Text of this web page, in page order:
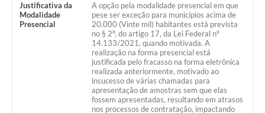
Tributos
Justificativa da
Modalidade
Presencial
A opção pela modalidade presencial em que
pese ser exceção para municípios acima de
20.000 (Vinte mil) habitantes está prevista
no § 2º, do artigo 17, da Lei Federal nº
14.133/2021, quando motivada. A
realização na forma presencial está
justificada pelo fracasso na forma eletrônica
realizada anteriormente, motivado ao
insucesso de várias chamadas para
apresentação de amostras sem que elas
fossem apresentadas, resultando em atrasos
nos processos de contratação, impactando